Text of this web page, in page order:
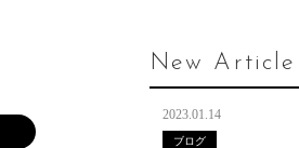
New Article
2023.01.14
ブログ